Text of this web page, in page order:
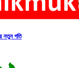
নতুন গতি